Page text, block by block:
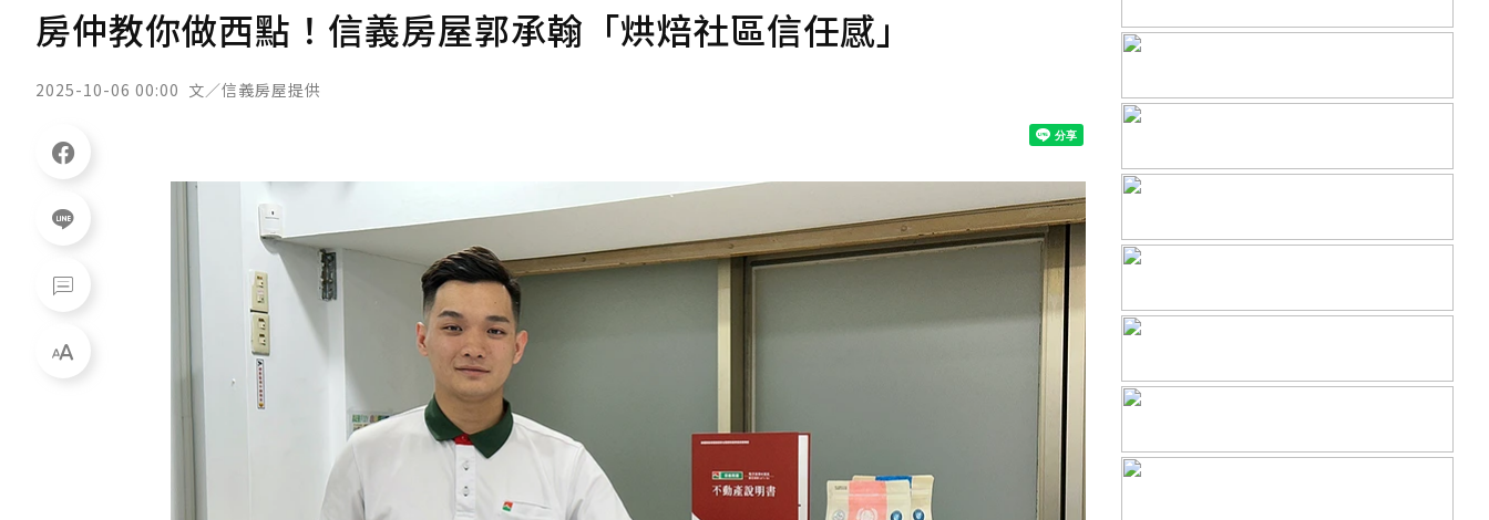
房仲教你做西點！信義房屋郭承翰「烘焙社區信任感」
2025-10-06 00:00 文／信義房屋提供